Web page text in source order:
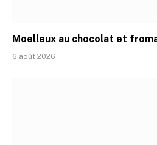
Moelleux au chocolat et
6 août 2026